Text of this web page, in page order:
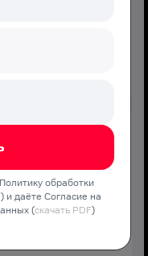
и дополнительных
обработки
) и даёте Согласие на
(скачать PDF)